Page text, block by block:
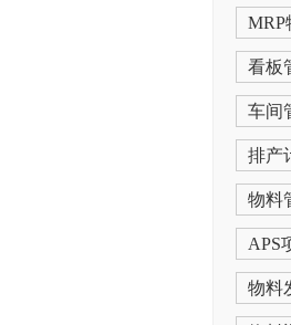
MRP
看板
车间
排产
物料
APS
物料